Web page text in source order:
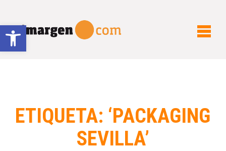
Abrir barra de herramientas
ETIQUETA: ‘PACKAGING
SEVILLA’